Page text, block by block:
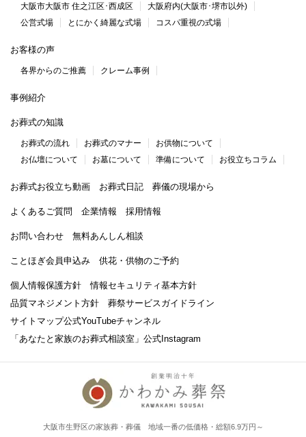
大阪市大阪市 住之江区･西成区
大阪府内(大阪市･堺市以外)
公営式場
とにかく綺麗な式場 コスパ重視の式場
お客様の声
各界からのご推薦 クレーム事例
事例紹介
お葬式の知識
お葬式の流れ お葬式のマナー
お供物について
お仏壇について
お墓について 準備について お役立ちコラム
お葬式お役立ち動画 お葬式日記 葬儀の現場から
よくあるご質問 企業情報 採用情報
お問い合わせ 無料あんしん相談
ことほぎ会員申込み 供花・供物のご予約
個人情報保護方針
情報セキュリティ基本方針
品質マネジメント方針
葬祭サービスガイドライン
サイトマップ公式YouTubeチャンネル
「あなたと家族のお葬式相談室」 公式Instagram
大阪市生野区の家族葬・葬儀 地域一番の低価格・総額6.9万円～